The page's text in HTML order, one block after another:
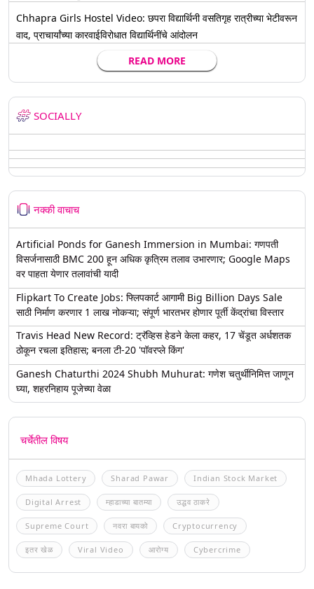
Chhapra Girls Hostel Video: छपरा विद्यार्थिनी वसतिगृह रात्रीच्या भेटीवरून
वाद, प्राचार्यांच्या कारवाईविरोधात विद्यार्थिनींचे आंदोलन
READ MORE
SOCIALLY
नक्की वाचाच
Artificial Ponds for Ganesh Immersion in Mumbai: गणपती
विसर्जनासाठी BMC 200 हून अधिक कृत्रिम तलाव उभारणार; Google Maps
वर पाहता येणार तलावांची यादी
Flipkart To Create Jobs: फ्लिपकार्ट आगामी Big Billion Days Sale
साठी निर्माण करणार 1 लाख नोकऱ्या; संपूर्ण भारतभर होणार पूर्ती केंद्रांचा विस्तार
Travis Head New Record: ट्रॅव्हिस हेडने केला कहर, 17 चेंडूत अर्धशतक
ठोकून रचला इतिहास; बनला टी-20 'पॉवरप्ले किंग'
Ganesh Chaturthi 2024 Shubh Muhurat: गणेश चतुर्थीनिमित्त जाणून
घ्या, शहरनिहाय पूजेच्या वेळा
चर्चेतील विषय
Mhada Lottery Sharad Pawar Indian Stock Market
Digital Arrest म्हाडाच्या बातम्या उद्धव ठाकरे
Supreme Court नवरा बायको Cryptocurrency
इतर खेळ Viral Video आरोग्य Cybercrime